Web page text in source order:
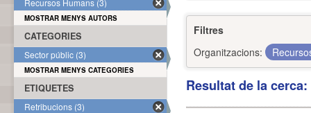
Filtres
Organitzacions:
Resultat de la
Recursos Humans (3)
MOSTRAR MENYS AUTORS
CATEGORIES
Sector públic (3)
MOSTRAR MENYS CATEGORIES
ETIQUETES
Retribucions (3)